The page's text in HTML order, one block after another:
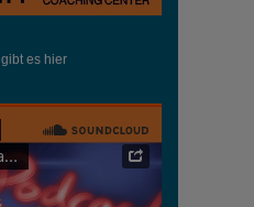
gibt es hier